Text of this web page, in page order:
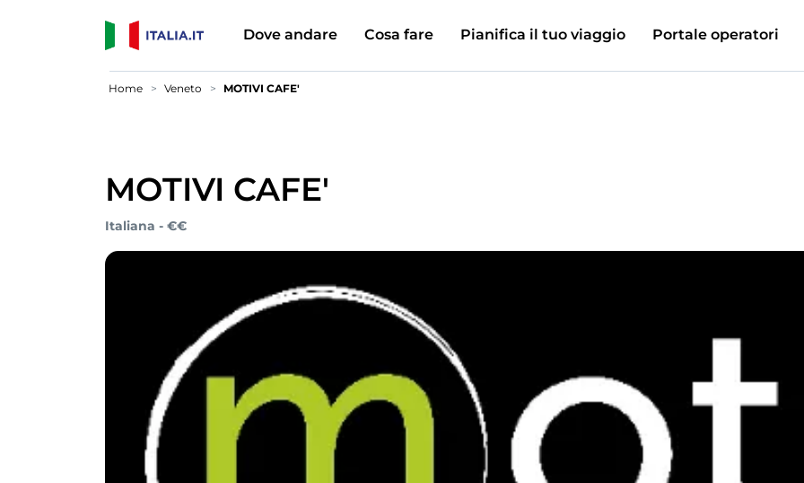
Dove andare Cosa fare Pianifica il tuo viaggio Portale operatori
Home Veneto MOTIVI CAFE'
MOTIVI CAFE'
Italiana - €€